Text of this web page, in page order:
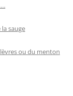
sauge
ou du menton